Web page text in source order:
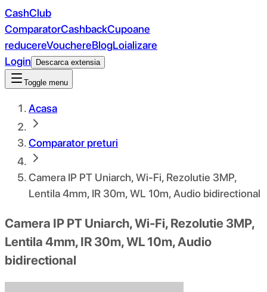
CashClub
ComparatorCashbackCupoane
reducereVouchereBlogLoializare
Login
Descarca extensia
Toggle menu
Acasa
Comparator preturi
Camera IP PT Uniarch, Wi-Fi, Rezolutie 3MP,
Lentila 4mm, IR 30m, WL 10m, Audio bidirectional
Camera IP PT Uniarch, Wi-Fi, Rezolutie 3MP,
Lentila 4mm, IR 30m, WL 10m, Audio
bidirectional